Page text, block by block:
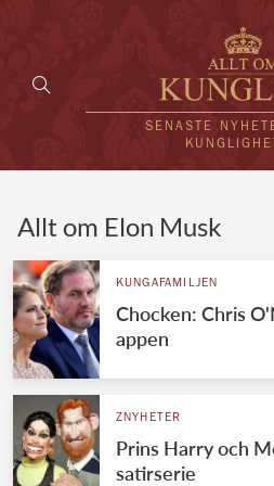
SENASTE
VÄRLDENS
Svenska
Brittiska
Allt om Elon Musk
KUNGAFAMILJEN
Chocken: Chris
appen
ZNYHETER
Prins Harry och
satirserie